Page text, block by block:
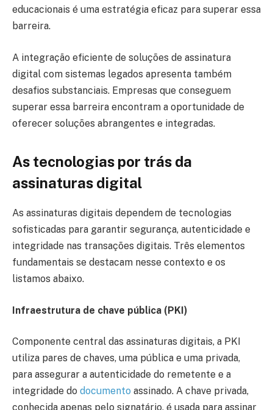
educacionais é uma estratégia eficaz para superar essa
barreira.
A integração eficiente de soluções de assinatura
digital com sistemas legados apresenta também
desafios substanciais. Empresas que conseguem
superar essa barreira encontram a oportunidade de
oferecer soluções abrangentes e integradas.
As tecnologias por trás da
assinaturas digital
As assinaturas digitais dependem de tecnologias
sofisticadas para garantir segurança, autenticidade e
integridade nas transações digitais. Três elementos
fundamentais se destacam nesse contexto e os
listamos abaixo.
Infraestrutura de chave pública (PKI)
Componente central das assinaturas digitais, a PKI
utiliza pares de chaves, uma pública e uma privada,
para assegurar a autenticidade do remetente e a
integridade do documento assinado. A chave privada,
conhecida apenas pelo signatário, é usada para assinar